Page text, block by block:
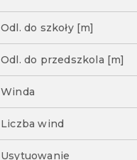
Odl. do szkoły [m]
Odl. do przedszkola [m]
Winda
Liczba wind
Usytuowanie